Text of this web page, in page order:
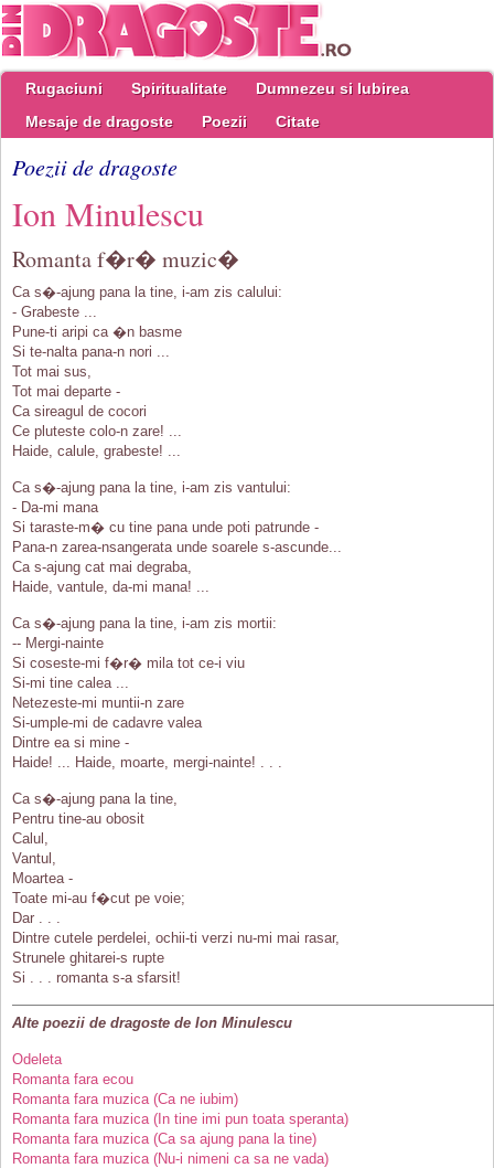
Rugaciuni Spiritualitate
Dumnezeu si Iubirea
Mesaje de dragoste
Poezii Citate
Poezii de dragoste
Ion Minulescu
Romanta f�r� muzic�
Ca s�-ajung pana la tine, i-am zis calului:
- Grabeste ...
Pune-ti aripi ca �n basme
Si te-nalta pana-n nori ...
Tot mai sus,
Tot mai departe -
Ca sireagul de cocori
Ce pluteste colo-n zare! ...
Haide, calule, grabeste! ...
Ca s�-ajung pana la tine, i-am zis vantului:
- Da-mi mana
Si taraste-m� cu tine pana unde poti patrunde -
Pana-n zarea-nsangerata unde soarele s-ascunde...
Ca s-ajung cat mai degraba,
Haide, vantule, da-mi mana! ...
Ca s�-ajung pana la tine, i-am zis mortii:
-- Mergi-nainte
Si coseste-mi f�r� mila tot ce-i viu
Si-mi tine calea ...
Netezeste-mi muntii-n zare
Si-umple-mi de cadavre valea
Dintre ea si mine -
Haide! ... Haide, moarte, mergi-nainte! . . .
Ca s�-ajung pana la tine,
Pentru tine-au obosit
Calul,
Vantul,
Moartea -
Toate mi-au f�cut pe voie;
Dar . . .
Dintre cutele perdelei, ochii-ti verzi nu-mi mai rasar,
Strunele ghitarei-s rupte
Si . . . romanta s-a sfarsit!
Alte poezii de dragoste de Ion Minulescu
Odeleta
Romanta fara ecou
Romanta fara muzica (Ca ne iubim)
Romanta fara muzica (In tine imi pun toata speranta)
Romanta fara muzica (Ca sa ajung pana la tine)
Romanta fara muzica (Nu-i nimeni ca sa ne vada)